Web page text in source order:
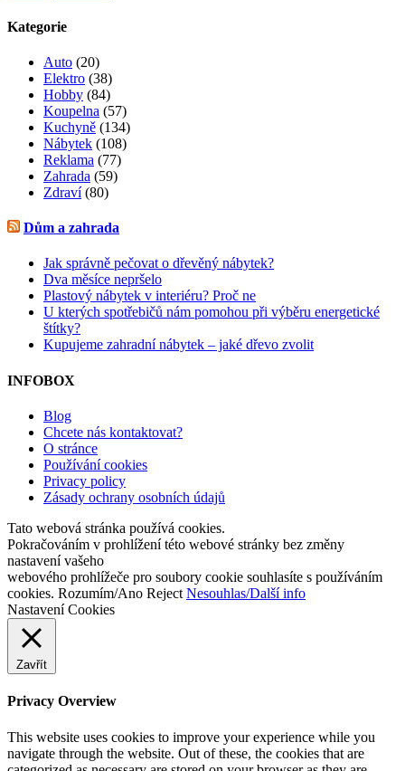
Kategorie
Auto (20)
Elektro (38)
Hobby (84)
Koupelna (57)
Kuchyně (134)
Nábytek (108)
Reklama (77)
Zahrada (59)
Zdraví(80)
Dům a zahrada
Jak správně pečovat o dřevěný nábytek?
Dva měsíce nepršelo
Plastový nábytek v interiéru? Proč ne
U kterých spotřebičů nám pomohou při výběru energetické
štítky?
Kupujeme zahradní nábytek – jaké dřevo zvolit
INFOBOX
Blog
Chcete nás kontaktovat?
O stránce
Používání cookies
Privacy policy
Zásady ochrany osobních údajů
Tato webová stránka používá cookies.
Pokračováním v prohlížení této webové stránky bez změny
nastavení vašeho
webového prohlížeče pro soubory cookie souhlasíte s používáním
cookies. Rozumím/Ano Reject Nesouhlas/Další info
Nastavení Cookies
Zavřít
Privacy Overview
This website uses cookies to improve your experience while you
navigate through the website. Out of these, the cookies that are